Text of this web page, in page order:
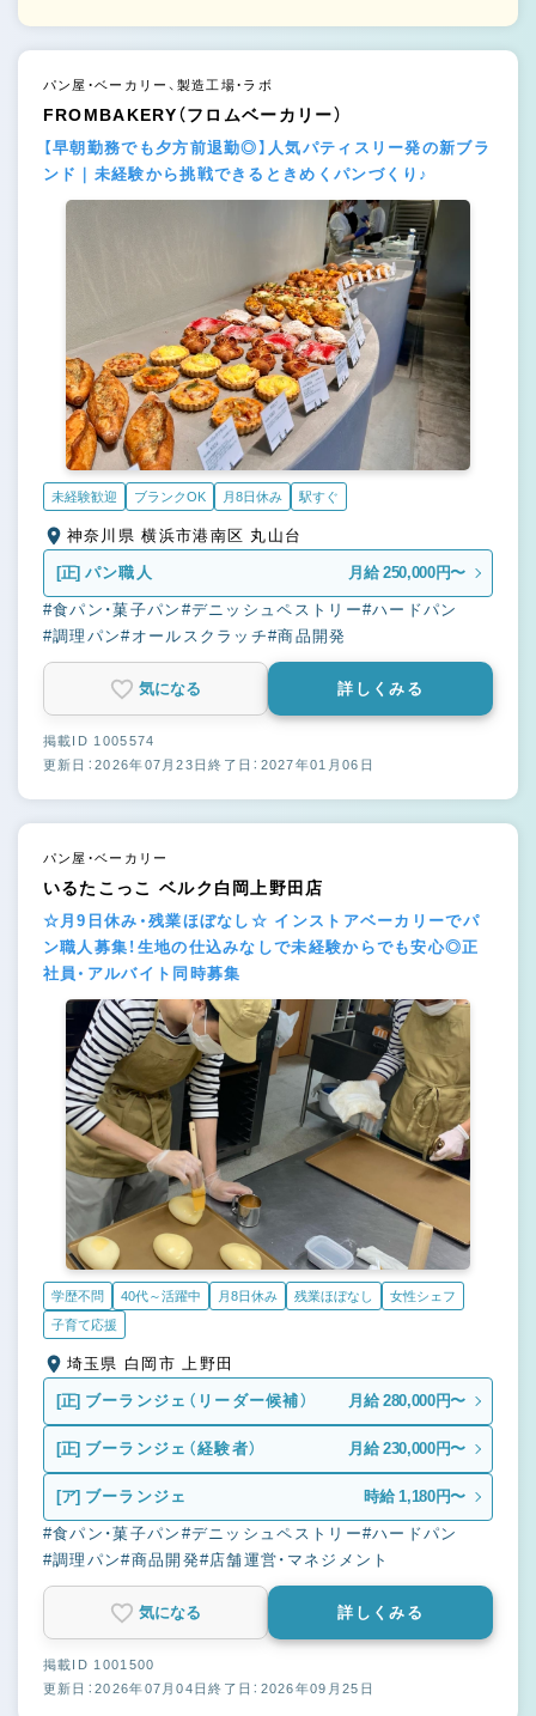
パン屋・ベーカリー、製造工場・ラボ
FROMBAKERY（フロムベーカリー）
【早朝勤務でも夕方前退勤◎】人気パティスリー発の新ブラ
ンド｜未経験から挑戦できるときめくパンづくり♪
未経験歓迎 ブランクOK 月8日休み 駅すぐ
神奈川県 横浜市港南区 丸山台
[正] パン職人 月給 250,000円〜
#食パン・菓子パン #デニッシュペストリー#ハードパン
#調理パン#オールスクラッチ#商品開発
気になる 詳しくみる
掲載ID 1005574
更新日：2026年07月23日終了日：2027年01月06日
パン屋・ベーカリー
いるたこっこ ベルク白岡上野田店
☆月9日休み・残業ほぼなし☆ インストアベーカリーでパ
ン職人募集！生地の仕込みなしで未経験からでも安心◎正
社員・アルバイト同時募集
学歴不問 40代～活躍中 月8日休み 残業ほぼなし
女性シェフ
子育て応援
埼玉県 白岡市 上野田
[正] ブーランジェ（リーダー候補） 月給 280,000円〜
[正] ブーランジェ（経験者） 月給 230,000円〜
[ア] ブーランジェ 時給 1,180円〜
#食パン・菓子パン #デニッシュペストリー#ハードパン
#調理パン#商品開発#店舗運営・マネジメント
気になる 詳しくみる
掲載ID 1001500
更新日：2026年07月04日終了日：2026年09月25日